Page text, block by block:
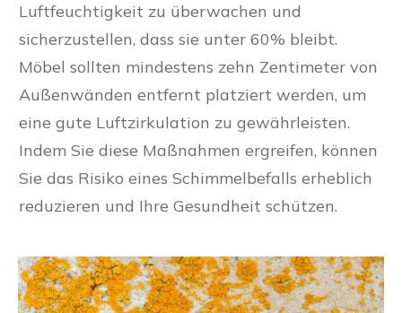
Luftfeuchtigkeit zu überwachen und
sicherzustellen, dass sie unter 60% bleibt.
Möbel sollten mindestens zehn Zentimeter von
Außenwänden entfernt platziert werden, um
eine gute Luftzirkulation zu gewährleisten.
Indem Sie diese Maßnahmen ergreifen, können
Sie das Risiko eines Schimmelbefalls erheblich
reduzieren und Ihre Gesundheit schützen.